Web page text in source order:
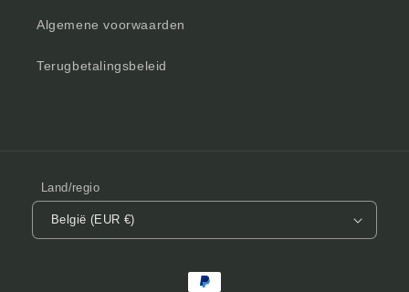
Algemene voorwaarden
Terugbetalingsbeleid
Land/regio
België (EUR €)
Betaalmethoden